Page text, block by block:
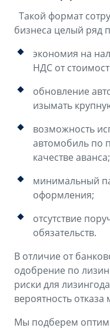
Такой формат
бизнеса целый ряд
экономия на
НДС от
обновление
изымать
возможность
автомобиль по
качестве аванса;
минимальный
оформления;
отсутствие
обязательств.
В отличие от
одобрение по
риски для
вероятность
Мы подберем